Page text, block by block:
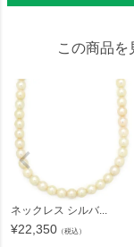
この商品を
ネックレス シルバ...
¥22,350 （税込）